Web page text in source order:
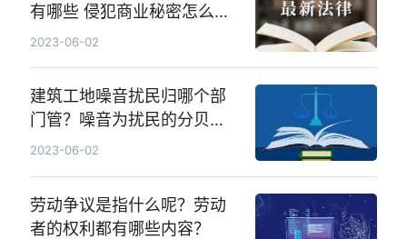
有哪些 侵犯商业秘密怎么认
定？
2023-06-02
建筑工地噪音扰民归哪个部
门管？噪音为扰民的分贝标
准是什么？
2023-06-02
劳动争议是指什么呢？劳动
者的权利都有哪些内容？